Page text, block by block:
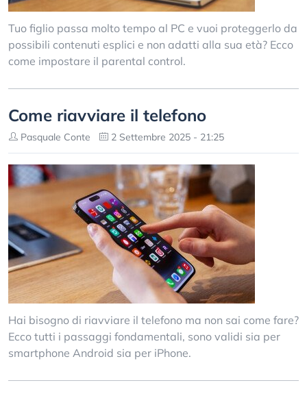
Tuo figlio passa molto tempo al PC e vuoi proteggerlo da
possibili contenuti esplici e non adatti alla sua età? Ecco
come impostare il parental control.
Come riavviare il telefono
Pasquale Conte 2 Settembre 2025 - 21:25
Hai bisogno di riavviare il telefono ma non sai come fare?
Ecco tutti i passaggi fondamentali, sono validi sia per
smartphone Android sia per iPhone.